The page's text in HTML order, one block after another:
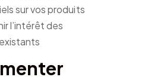
sur vos produits
l’intérêt des